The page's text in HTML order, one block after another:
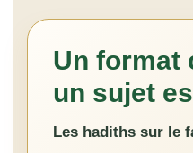
Un format
un sujet
Les hadiths sur le